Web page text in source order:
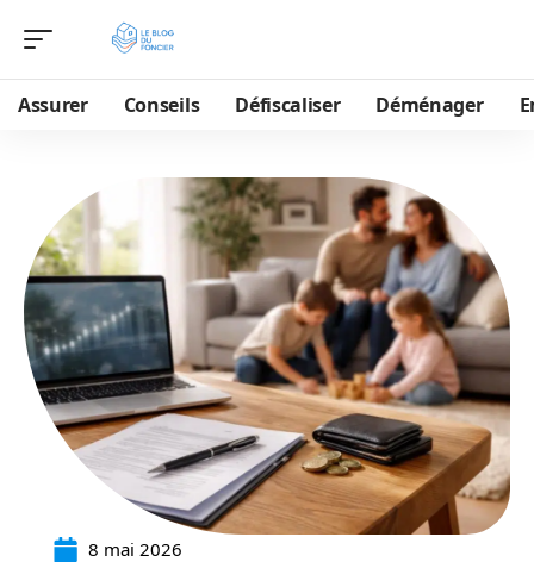
Assurer Conseils Défiscaliser Déménager
8 mai 2026